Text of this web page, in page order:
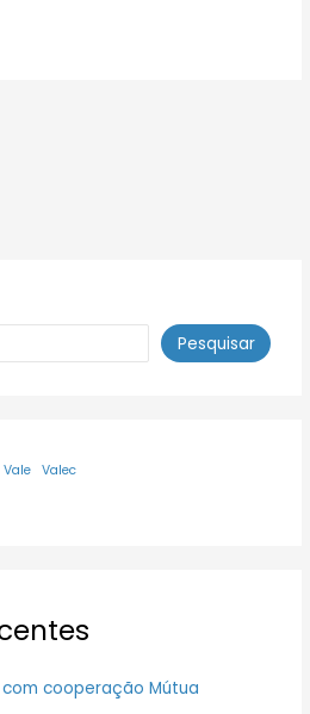
Pesquisar
Vale Valec
cooperação Mútua